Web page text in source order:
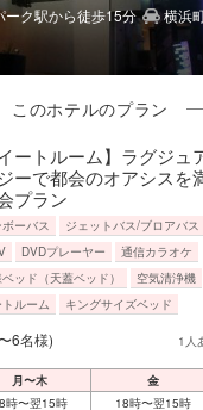
ーク駅から徒歩15分
横浜
このホテルのプラン
イートルーム】ラグジュ
ーで都会のオアシスを
プラン
ーバス ジェットバス/ブロアバス
DVDプレーヤー
通信カラオケ
ッド（天蓋ベッド）
空気清浄機
ルーム
キングサイズベッド
6名様) 1人
月〜木 金
時〜翌15時 18時〜翌15時